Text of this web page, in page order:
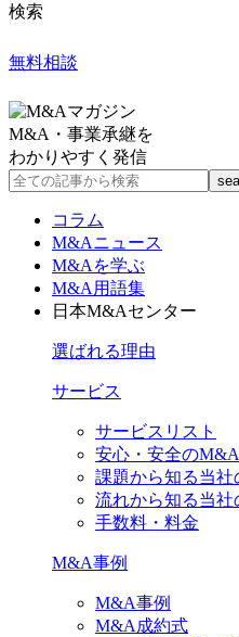
検索
無料相談
M&A・事業承継を
わかりやすく発信
コラム
M&Aニュース
M&Aを学ぶ
M&A用語集
日本M&Aセンター
選ばれる理由
サービス
サービスリスト
安心・安全の
課題から知る当社
流れから知る当社
手数料・料金
M&A事例
M&A事例
M&A成約式